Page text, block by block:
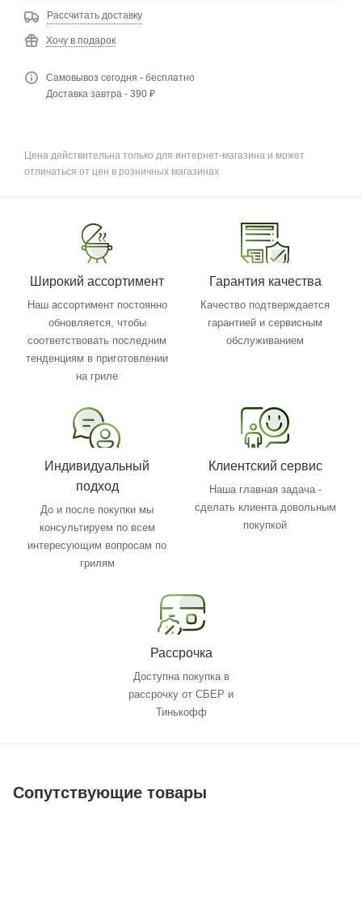
Рассчитать доставку
Хочу в подарок
Самовывоз сегодня - бесплатно
Доставка завтра - 390 ₽
Цена действительна только для интернет-магазина и может
отличаться от цен в розничных магазинах
Широкий ассортимент
Наш ассортимент постоянно
обновляется, чтобы
соответствовать последним
тенденциям в приготовлении
на гриле
Гарантия качества
Качество подтверждается
гарантией и сервисным
обслуживанием
Индивидуальный
подход
До и после покупки мы
консультируем по всем
интересующим вопросам по
грилям
Клиентский сервис
Наша главная задача -
сделать клиента довольным
покупкой
Рассрочка
Доступна покупка в
рассрочку от СБЕР и
Тинькофф
Сопутствующие товары